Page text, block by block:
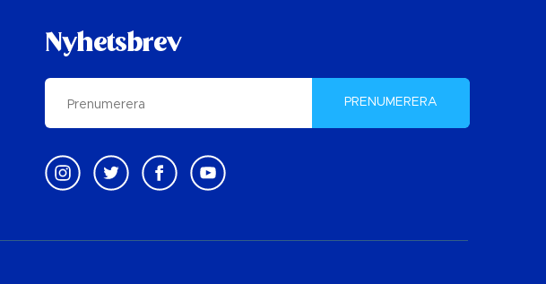
Nyhetsbrev
PRENUMERERA